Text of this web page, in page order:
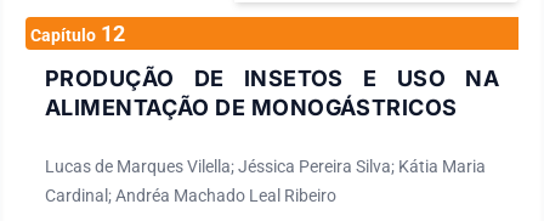
Capítulo 12
PRODUÇÃO DE INSETOS E USO NA
ALIMENTAÇÃO DE MONOGÁSTRICOS
Lucas de Marques Vilella; Jéssica Pereira Silva; Kátia Maria
Cardinal; Andréa Machado Leal Ribeiro